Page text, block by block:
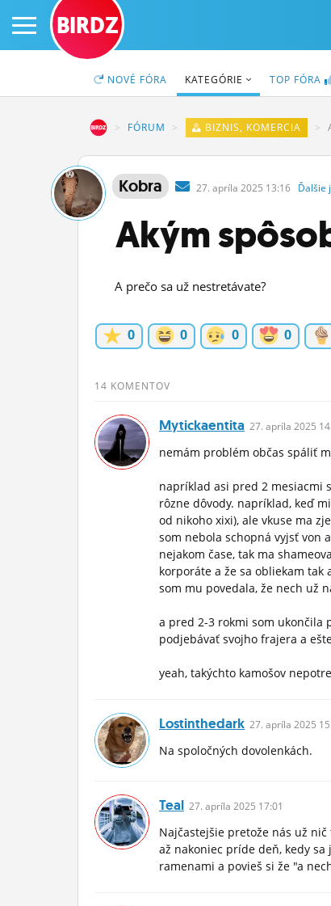
PRIHLÁS SA
ČINŽIAK
FÓRUM
STATUSY
OBRÁZKY
ĽUDIA
MÔJ PROFIL
NASTAVENIA
BIRDZ
NOVÉ FÓRA KATEGÓRIE TOP FÓRA
FÓRUM BIZNIS, KOMERCIA
Kobra 27. apríla 2025 13:16 Ďalšie
Akým
A prečo sa už nestretávate?
0 0 0 0
14 KOMENTOV
Mytickaentita 27. apríla 2025
nemám problém občas spáliť
napríklad asi pred 2 mesiacmi
rôzne dôvody. napríklad, keď
od nikoho xixi), ale vkuse ma
som nebola schopná vyjsť von
nejakom čase, tak ma
korporáte a že sa obliekam tak
som mu povedala, že nech už
a pred 2-3 rokmi som ukončila
podjebávať svojho frajera a
yeah, takýchto kamošov
Lostinthedark 27. apríla 2025
Na spoločných dovolenkách.
Teal 27. apríla 2025 17:01
Najčastejšie pretože nás už
až nakoniec príde deň, kedy
ramenami a povieš si že "a